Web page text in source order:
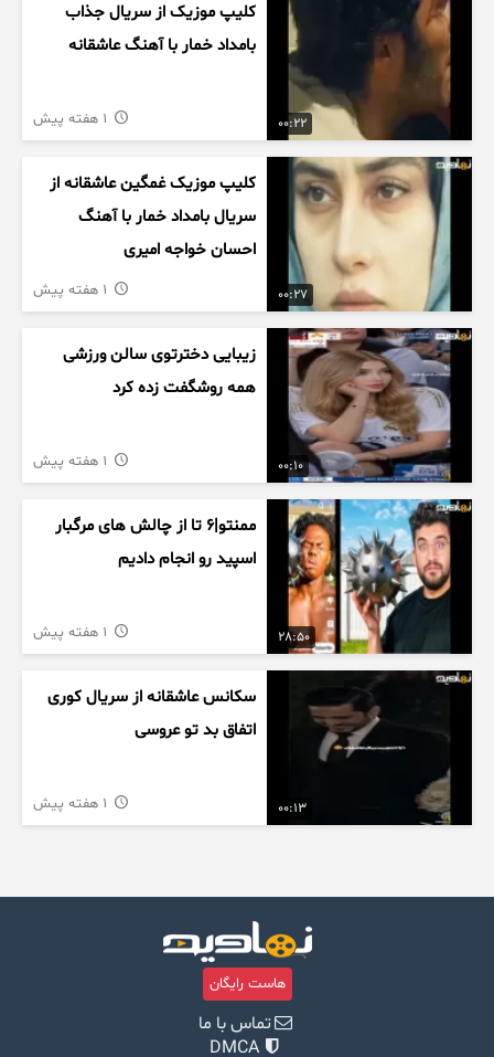
00:22
کلیپ موزیک از سریال جذاب
بامداد خمار با آهنگ عاشقانه
00:27
کلیپ موزیک غمگین عاشقانه از
سریال بامداد خمار با آهنگ
احسان خواجه امیری
00:10
زیبایی دخترتوی سالن ورزشی
همه روشگفت زده کرد
28:50
ممنتو|۶ تا از چالش های مرگبار
اسپید رو انجام دادیم
00:13
سکانس عاشقانه از سریال کوری
اتفاق بد تو عروسی
هاست رایگان
تماس با ما
DMCA